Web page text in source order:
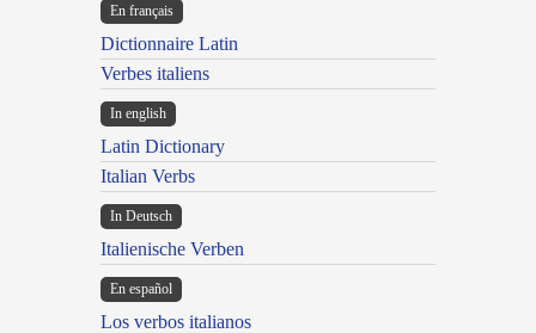
En français
Dictionnaire Latin
Verbes italiens
In english
Latin Dictionary
Italian Verbs
In Deutsch
Italienische Verben
En español
Los verbos italianos